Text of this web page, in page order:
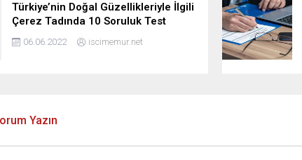
Türkiye’nin Doğal Güzellikleriyle İlgili
Çerez Tadında 10 Soruluk Test
06.06.2022 iscimemur.net
Yazın